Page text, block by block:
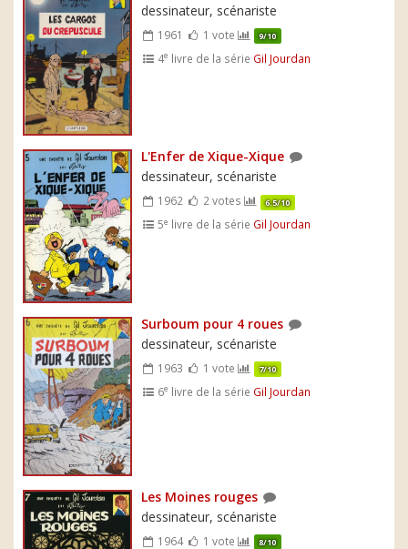
dessinateur, scénariste
1961 1 vote 9/10
4e livre de la série Gil Jourdan
L'Enfer de Xique-Xique
dessinateur, scénariste
1962 2 votes 6.5/10
5e livre de la série Gil Jourdan
Surboum pour 4 roues
dessinateur, scénariste
1963 1 vote 7/10
6e livre de la série Gil Jourdan
Les Moines rouges
dessinateur, scénariste
1964 1 vote 8/10